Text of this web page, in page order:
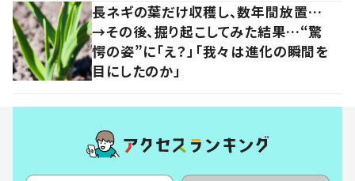
長ネギの葉だけ収穫し、数年間放置…
→その後、掘り起こしてみた結果…“驚
愕の姿”に「え？」「我々は進化の瞬間を
目にしたのか」